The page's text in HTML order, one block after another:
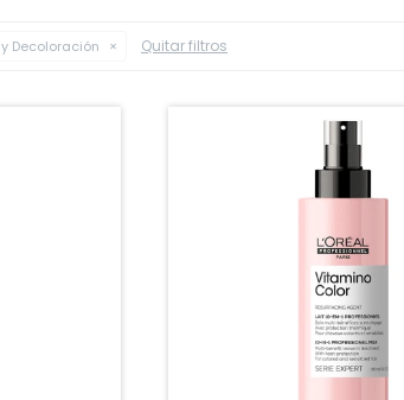
Decoloración Quitar filtros